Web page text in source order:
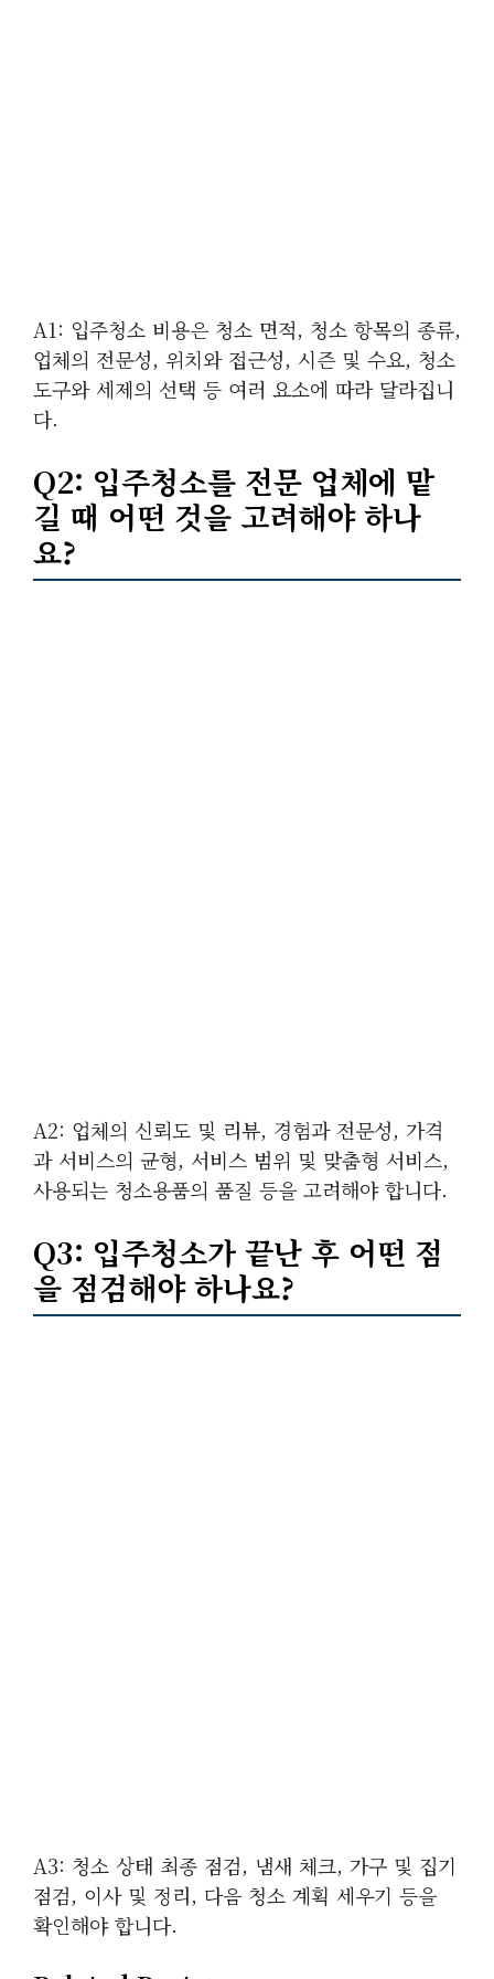
A1: 입주청소 비용은 청소 면적, 청소 항목의 종류,
업체의 전문성, 위치와 접근성, 시즌 및 수요, 청소
도구와 세제의 선택 등 여러 요소에 따라 달라집니
다.
Q2: 입주청소를 전문 업체에 맡
길 때 어떤 것을 고려해야 하나
요?
A2: 업체의 신뢰도 및 리뷰, 경험과 전문성, 가격
과 서비스의 균형, 서비스 범위 및 맞춤형 서비스,
사용되는 청소용품의 품질 등을 고려해야 합니다.
Q3: 입주청소가 끝난 후 어떤 점
을 점검해야 하나요?
A3: 청소 상태 최종 점검, 냄새 체크, 가구 및 집기
점검, 이사 및 정리, 다음 청소 계획 세우기 등을
확인해야 합니다.